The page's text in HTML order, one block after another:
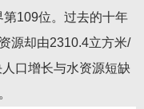
109位。过去的十年
源却由2310.4立方米/
口增长与水资源短缺